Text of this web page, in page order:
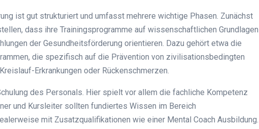
ist gut strukturiert und umfasst mehrere wichtige Phasen. Zunächst
dass ihre Trainingsprogramme auf wissenschaftlichen Grundlagen
der Gesundheitsförderung orientieren. Dazu gehört etwa die
die spezifisch auf die Prävention von zivilisationsbedingten
Erkrankungen oder Rückenschmerzen.
des Personals. Hier spielt vor allem die fachliche Kompetenz
und Kursleiter sollten fundiertes Wissen im Bereich
mit Zusatzqualifikationen wie einer Mental Coach Ausbildung.